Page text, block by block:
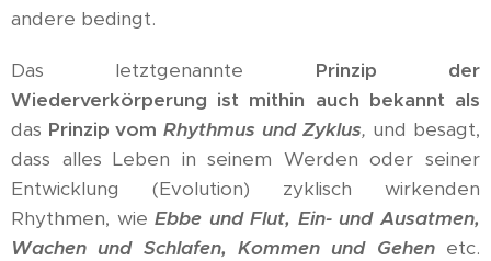
andere bedingt.
Das letztgenannte Prinzip der
Wiederverkörperung ist mithin auch bekannt als
das Prinzip vomRhythmus und Zyklus, und besagt,
dass alles Leben in seinem Werden oder seiner
Entwicklung (Evolution) zyklisch wirkenden
Rhythmen, wieEbbe und Flut, Ein- und Ausatmen,
Wachen und Schlafen, Kommen und Gehenetc.